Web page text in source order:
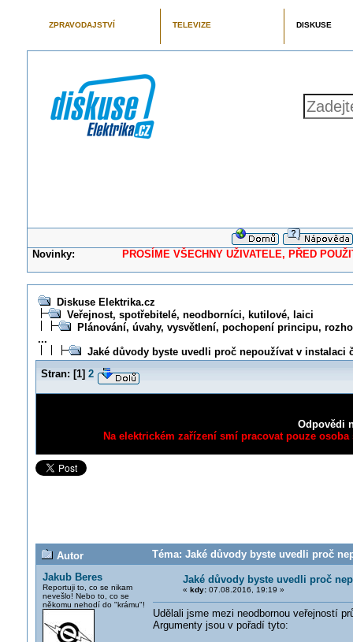
ZPRAVODAJSTVÍ TELEVIZE DISKUSE
Novinky: PROSÍME VŠECHNY UŽIVATELE, PŘED
Diskuse Elektrika.cz
Veřejnost, spotřebitelé, neodborníci, kutilové, laici
Plánování, úvahy, vysvětlení, pochopení principu,
...
Jaké důvody byste uvedli proč nepoužívat v instalaci
Stran: [1] 2
Odpovědi
Na elektrickém zařízení smí pracovat pouze
Autor
Téma: Jaké důvody byste uvedli proč
Jakub Beres
Reportuji to, co se nikam
nevešlo! Nebo to, co se
někomu nehodí do "krámu"!
Jaké důvody byste uvedli proč
« kdy:07.08.2016, 19:19 »
Udělali jsme mezi neodbornou veřejností
Argumenty jsou v pořadí tyto: